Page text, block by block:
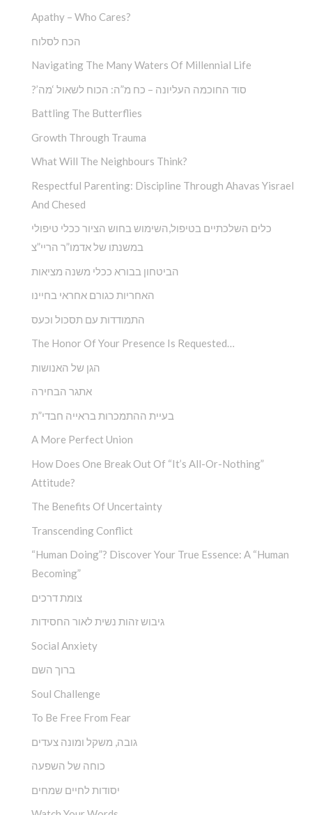
Apathy – Who Cares?
הכח לסלוח
Navigating The Many Waters Of Millennial Life
?’סוד החוכמה העליונה – כח מ”ה: הכוח לשאול ‘מה
Battling The Butterflies
Growth Through Trauma
What Will The Neighbours Think?
Respectful Parenting: Discipline Through Ahavas Yisrael
And Chesed
כלים השלכתיים בטיפול,השימוש בחוש הציור ככלי טיפולי
במשנתו של אדמו”ר הריי”צ
הביטחון בבורא ככלי משנה מציאות
האחריות כגורם אחראי בחיינו
התמודדות עם תסכול וכעס
The Honor Of Your Presence Is Requested…
הגן של האנושות
אתגר הבחירה
בעיית ההתמכרות בראייה חבדי”ת
A More Perfect Union
How Does One Break Out Of “It’s All-Or-Nothing”
Attitude?
The Benefits Of Uncertainty
Transcending Conflict
“Human Doing”? Discover Your True Essence: A “Human
Becoming”
צומת דרכים
גיבוש זהות נשית לאור החסידות
Social Anxiety
ברוך השם
Soul Challenge
To Be Free From Fear
גובה, משקל ומונה צעדים
כוחה של השפעה
יסודות לחיים שמחים